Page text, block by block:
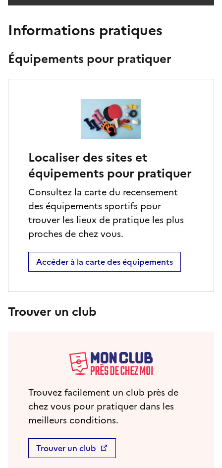
Informations pratiques
Équipements pour pratiquer
Localiser des sites et
équipements pour pratiquer
Consultez la carte du recensement
des équipements sportifs pour
trouver les lieux de pratique les plus
proches de chez vous.
Accéder à la carte des équipements
Trouver un club
Trouvez facilement un club près de
chez vous pour pratiquer dans les
meilleurs conditions.
Trouver un club